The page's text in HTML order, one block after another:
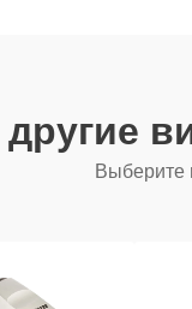
Выберите